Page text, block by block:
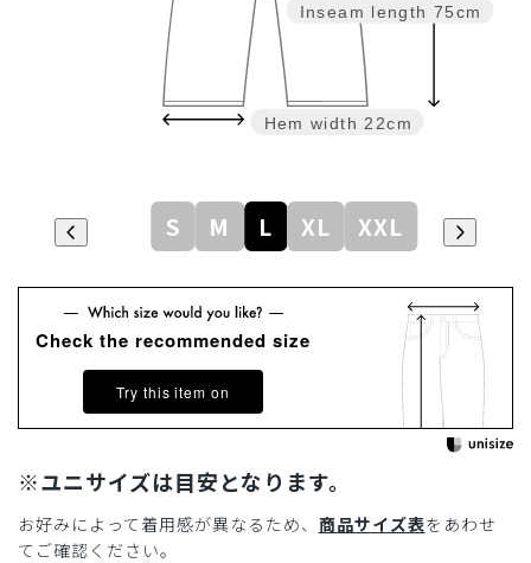
Inseam length 75cm
Hem width 22cm
S M L XL XXL
Check the recommended size
Try this item on
※ユニサイズは目安となります。
お好みによって着用感が異なるため、 商品サイズ表をあわせ
てご確認ください。